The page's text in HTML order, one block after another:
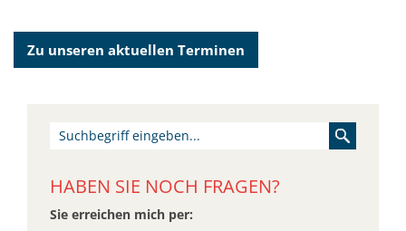
Zu unseren aktuellen Terminen
HABEN SIE NOCH FRAGEN?
Sie erreichen mich per: